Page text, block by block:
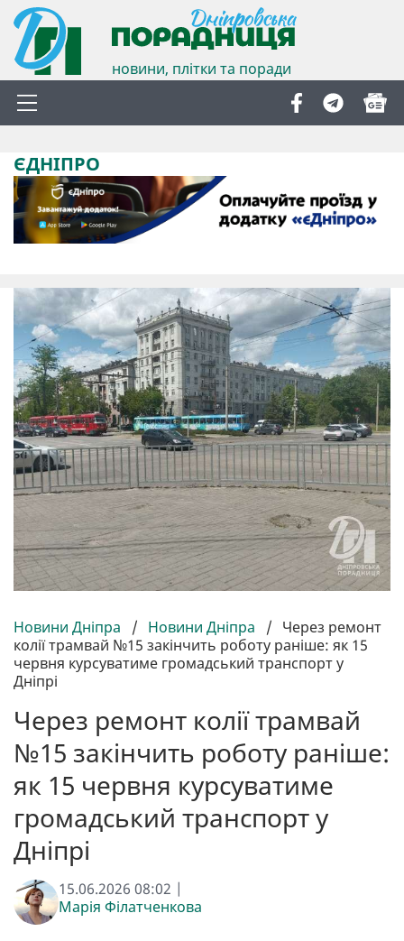
новини, плітки та поради
ЄДНІПРО
Новини Дніпра / Новини Дніпра / Через ремонт
колії трамвай №15 закінчить роботу раніше: як 15
червня курсуватиме громадський транспорт у
Дніпрі
Через ремонт колії трамвай
№15 закінчить роботу раніше:
як 15 червня курсуватиме
громадський транспорт у
Дніпрі
15.06.2026 08:02 |
Марія Філатченкова